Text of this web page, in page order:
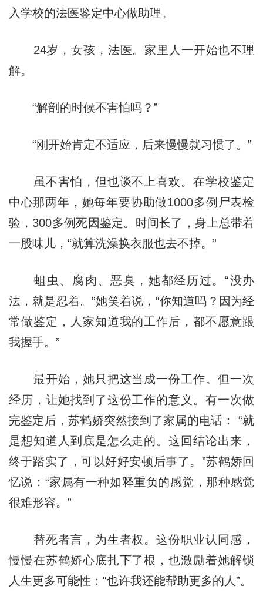
入学校的法医鉴定中心做助理。
24岁，女孩，法医。家里人一开始也不理
解。
“解剖的时候不害怕吗？”
“刚开始肯定不适应，后来慢慢就习惯了。”
虽不害怕，但也谈不上喜欢。在学校鉴定
中心那两年，她每年要协助做1000多例尸表检
验，300多例死因鉴定。时间长了，身上总带着
一股味儿，“就算洗澡换衣服也去不掉。”
蛆虫、腐肉、恶臭，她都经历过。“没办
法，就是忍着。”她笑着说，“你知道吗？因为经
常做鉴定，人家知道我的工作后，都不愿意跟
我握手。”
最开始，她只把这当成一份工作。但一次
经历，让她找到了这份工作的意义。有一次做
完鉴定后，苏鹤娇突然接到了家属的电话： “就
是想知道人到底是怎么走的。这回结论出来，
终于踏实了，可以好好安顿后事了。”苏鹤娇回
忆说：“家属有一种如释重负的感觉，那种感觉
很难形容。”
替死者言，为生者权。这份职业认同感，
慢慢在苏鹤娇心底扎下了根，也激励着她解锁
人生更多可能性：“也许我还能帮助更多的人”。